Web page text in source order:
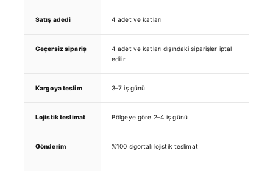
Satış adedi 4 adet ve katları
Geçersiz sipariş
4 adet ve katları dışındaki siparişler iptal
edilir
Kargoya teslim 3–7 iş günü
Lojistik teslimat Bölgeye göre 2–4 iş günü
Gönderim %100 sigortalı lojistik teslimat